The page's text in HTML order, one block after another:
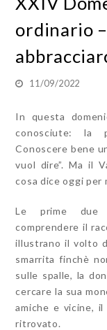
ordinario
11/09/2022
In questa
conosciute: la
Conoscere bene
vuol dire”. Ma il
cosa dice oggi per
Le prime due
comprendere il
illustrano il volto
smarrita finchè
sulle spalle, la
cercare la sua
amiche e vicine,
ritrovato.